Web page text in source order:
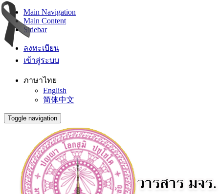
Main Navigation
Main Content
Sidebar
ลงทะเบียน
เข้าสู่ระบบ
ภาษาไทย
English
简体中文
Toggle navigation